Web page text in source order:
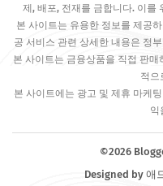
제, 배포, 전재를 금합니다. 이를
본 사이트는 유용한 정보를 제공
공 서비스 관련 상세한 내용은 정
본 사이트는 금융상품을 직접 판
적으
본 사이트에는 광고 및 제휴 마케
익
©2026
Designed by 애